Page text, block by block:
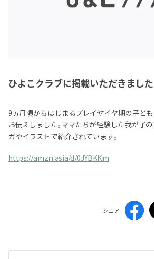
ひよこクラブに掲載いただきました
9ヵ月頃からはじまるプレイヤイヤ期の子ど
お伝えしました。ママたちが経験した我が子
ガやイラストで紹介されています。
https://amzn.asia/d/0JYBKKm
シェア